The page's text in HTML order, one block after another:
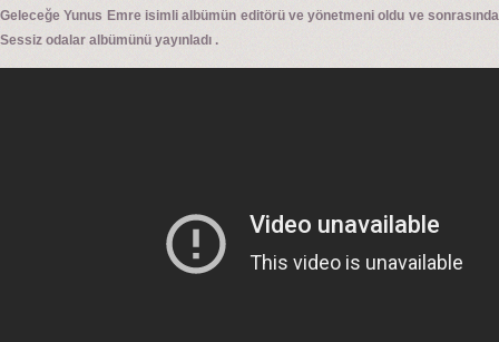
Geleceğe Yunus Emre isimli albümün editörü ve yönetmeni oldu ve sonrasında
Sessiz odalar albümünü yayınladı .